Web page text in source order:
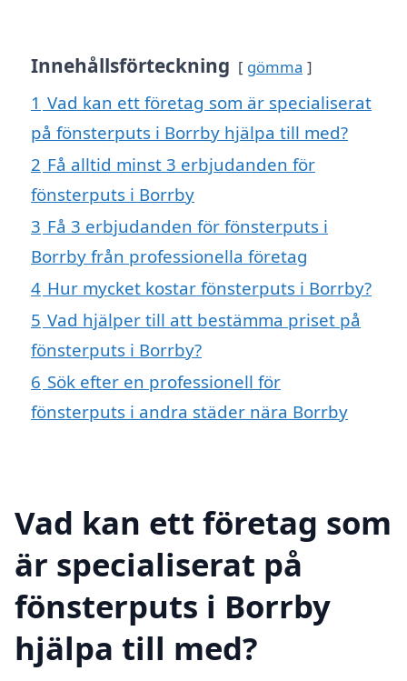
Innehållsförteckning gömma
1 Vad kan ett företag som är specialiserat
på fönsterputs i Borrby hjälpa till med?
2 Få alltid minst 3 erbjudanden för
fönsterputs i Borrby
3 Få 3 erbjudanden för fönsterputs i
Borrby från professionella företag
4 Hur mycket kostar fönsterputs i Borrby?
5 Vad hjälper till att bestämma priset på
fönsterputs i Borrby?
6 Sök efter en professionell för
fönsterputs i andra städer nära Borrby
Vad kan ett företag som
är specialiserat på
fönsterputs i Borrby
hjälpa till med?